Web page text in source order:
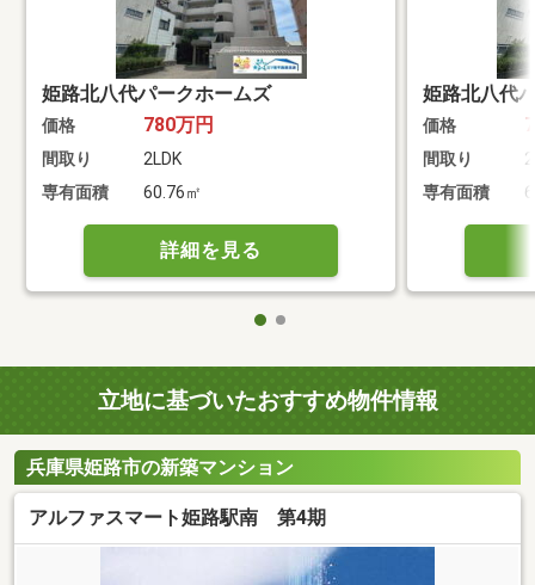
姫路北八代パークホームズ
価格 780万円
間取り
2LDK
専有面積
60.76㎡
詳細を見る
姫路北八代
価格
間取り
専有面積
立地に基づいたおすすめ物件情報
兵庫県姫路市の新築マンション
アルファスマート姫路駅南 第4期